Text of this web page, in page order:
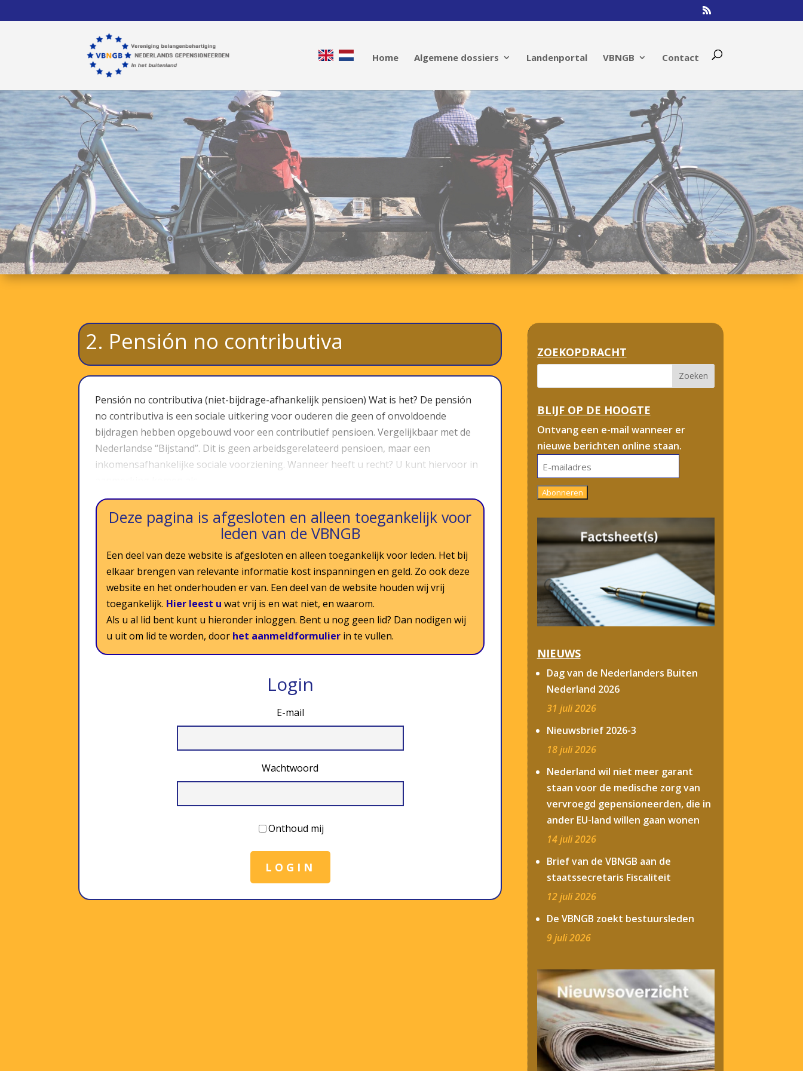
Home Algemene dossiers Landenportal VBNGB Contact
2. Pensión no contributiva
Pensión no contributiva (niet-bijdrage-afhankelijk pensioen) Wat is het? De pensión
no contributiva is een sociale uitkering voor ouderen die geen of onvoldoende
bijdragen hebben opgebouwd voor een contributief pensioen. Vergelijkbaar met de
Nederlandse “Bijstand”. Dit is geen arbeidsgerelateerd pensioen, maar een
inkomensafhankelijke sociale voorziening. Wanneer heeft u recht? U kunt hiervoor in
Deze pagina is afgesloten en alleen toegankelijk voor
leden van de VBNGB
Een deel van deze website is afgesloten en alleen toegankelijk voor leden. Het bij
elkaar brengen van relevante informatie kost inspanningen en geld. Zo ook deze
website en het onderhouden er van. Een deel van de website houden wij vrij
toegankelijk. Hier leest u wat vrij is en wat niet, en waarom.
Als u al lid bent kunt u hieronder inloggen. Bent u nog geen lid? Dan nodigen wij
u uit om lid te worden, door het aanmeldformulier in te vullen.
Login
E-mail
Wachtwoord
Onthoud mij
LOGIN
ZOEKOPDRACHT
BLIJF OP DE HOOGTE
Ontvang een e-mail wanneer er
nieuwe berichten online staan.
E-
mailadres
Abonneren
NIEUWS
Dag van de Nederlanders Buiten
Nederland 2026
31 juli 2026
Nieuwsbrief 2026-3
18 juli 2026
Nederland wil niet meer garant
staan voor de medische zorg van
vervroegd gepensioneerden, die in
ander EU-land willen gaan wonen
14 juli 2026
Brief van de VBNGB aan de
staatssecretaris Fiscaliteit
12 juli 2026
De VBNGB zoekt bestuursleden
9 juli 2026